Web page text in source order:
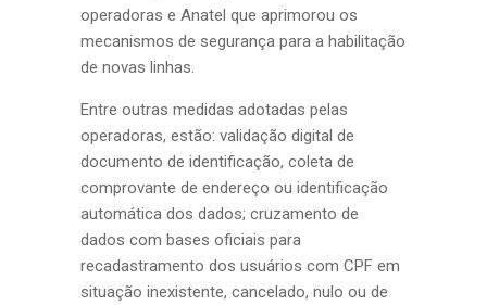
operadoras e Anatel que aprimorou os
mecanismos de segurança para a habilitação
de novas linhas.
Entre outras medidas adotadas pelas
operadoras, estão: validação digital de
documento de identificação, coleta de
comprovante de endereço ou identificação
automática dos dados; cruzamento de
dados com bases oficiais para
recadastramento dos usuários com CPF em
situação inexistente, cancelado, nulo ou de